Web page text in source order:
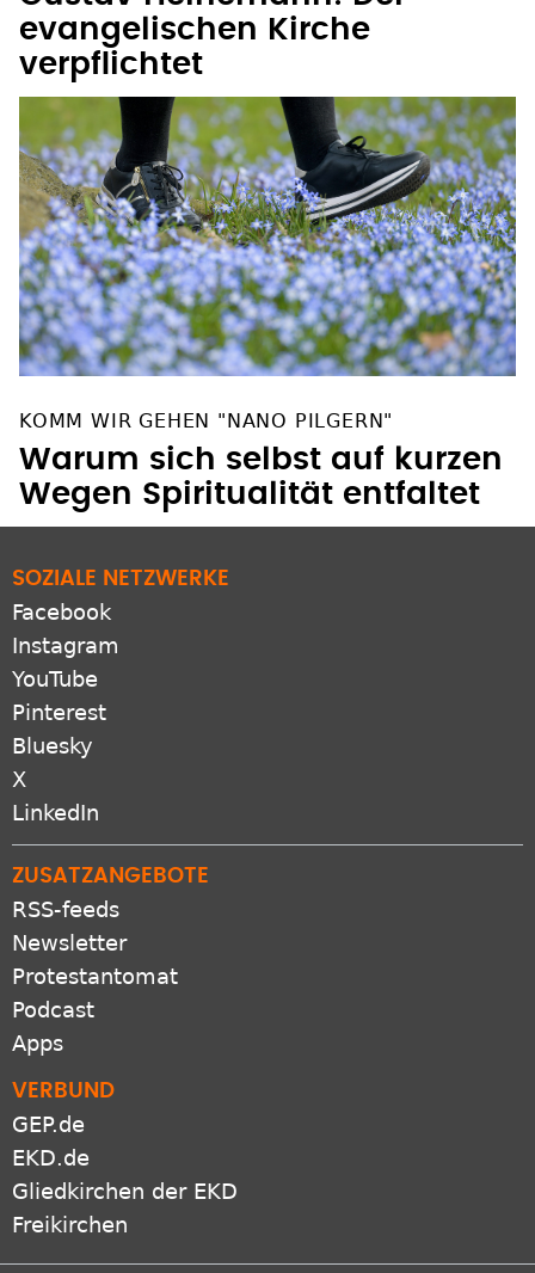
evangelischen Kirche
verpflichtet
Warum sich selbst auf kurzen
Wegen Spiritualität entfaltet
Facebook
Instagram
YouTube
Pinterest
Bluesky
X
LinkedIn
RSS-feeds
Newsletter
Protestantomat
Podcast
Apps
GEP.de
EKD.de
Gliedkirchen der EKD
Freikirchen